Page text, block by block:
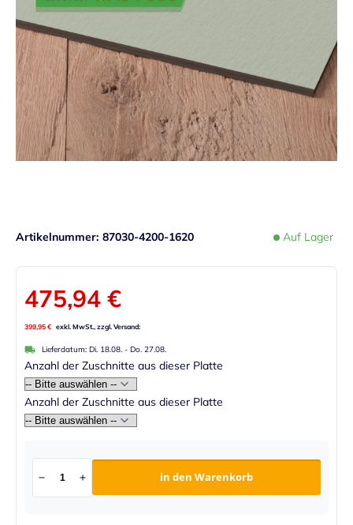
Auf Lager
Artikelnummer 87030-4200-1620
Anzahl der Zuschnitte aus dieser Platte
Anzahl der Zuschnitte aus dieser Platte
in den Warenkorb
475,94 €
399,95 €
Lieferdatum: Di. 18.08. - Do. 27.08.